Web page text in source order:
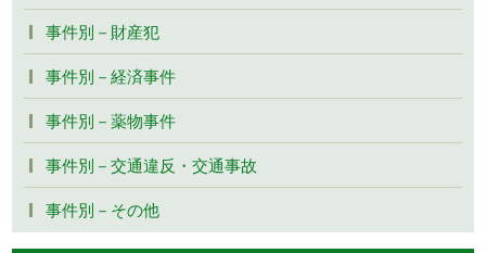
事件別－財産犯
事件別－経済事件
事件別－薬物事件
事件別－交通違反・交通事故
事件別－その他